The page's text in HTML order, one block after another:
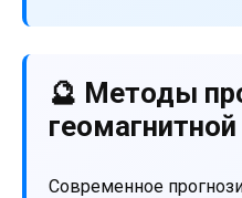
🔮 Методы
Современное